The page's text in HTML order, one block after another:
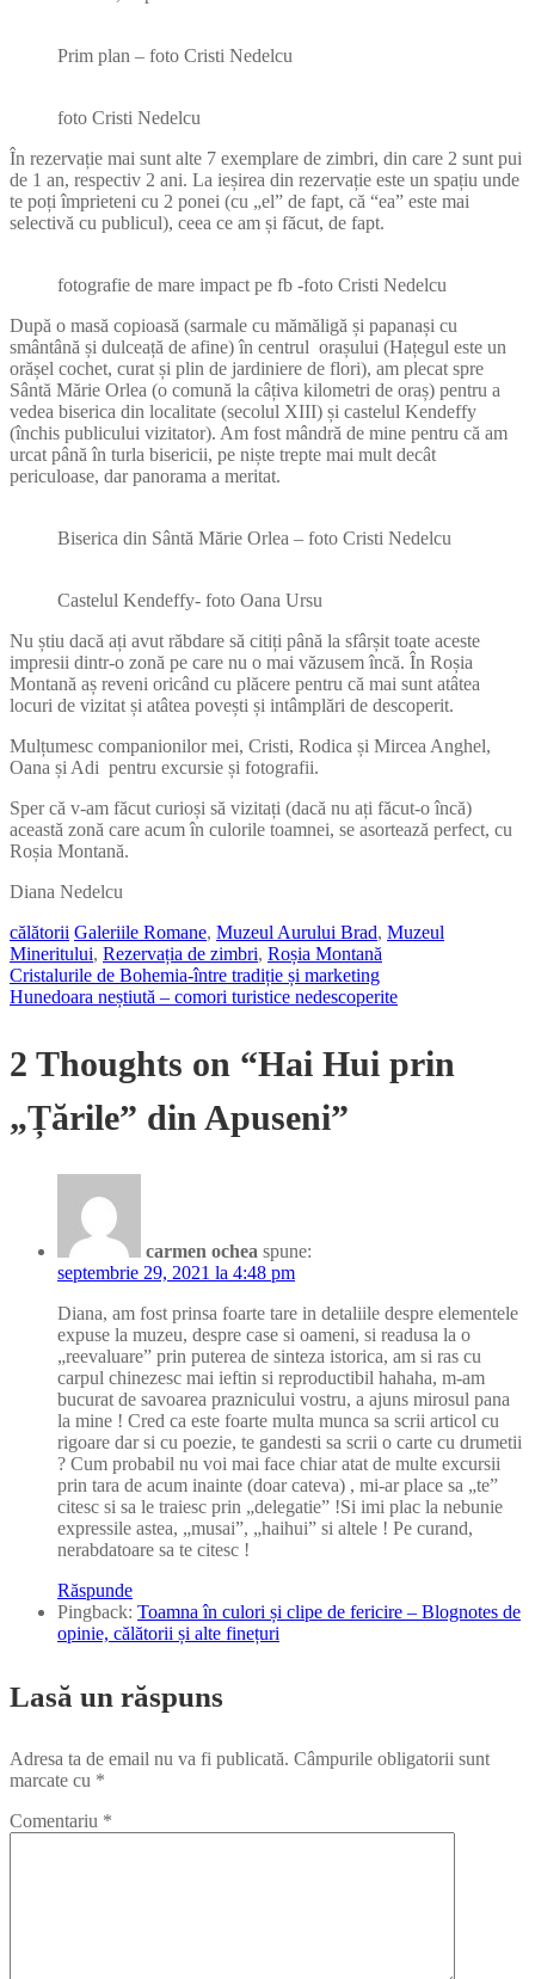
Prim plan – foto Cristi Nedelcu
foto Cristi Nedelcu
În rezervație mai sunt alte 7 exemplare de zimbri, din care 2 sunt pui
de 1 an, respectiv 2 ani. La ieșirea din rezervație este un spațiu unde
te poți împrieteni cu 2 ponei (cu „el” de fapt, că “ea” este mai
selectivă cu publicul), ceea ce am și făcut, de fapt.
fotografie de mare impact pe fb -foto Cristi Nedelcu
După o masă copioasă (sarmale cu mămăligă și papanași cu
smântână și dulceață de afine) în centrul orașului (Hațegul este un
orășel cochet, curat și plin de jardiniere de flori), am plecat spre
Sântă Mărie Orlea (o comună la câțiva kilometri de oraș) pentru a
vedea biserica din localitate (secolul XIII) și castelul Kendeffy
(închis publicului vizitator). Am fost mândră de mine pentru că am
urcat până în turla bisericii, pe niște trepte mai mult decât
periculoase, dar panorama a meritat.
Biserica din Sântă Mărie Orlea – foto Cristi Nedelcu
Castelul Kendeffy- foto Oana Ursu
Nu știu dacă ați avut răbdare să citiți până la sfârșit toate aceste
impresii dintr-o zonă pe care nu o mai văzusem încă. În Roșia
Montană aș reveni oricând cu plăcere pentru că mai sunt atâtea
locuri de vizitat și atâtea povești și intâmplări de descoperit.
Mulțumesc companionilor mei, Cristi, Rodica și Mircea Anghel,
Oana și Adi pentru excursie și fotografii.
Sper că v-am făcut curioși să vizitați (dacă nu ați făcut-o încă)
această zonă care acum în culorile toamnei, se asortează perfect, cu
Roșia Montană.
Diana Nedelcu
călătorii Galeriile Romane, Muzeul Aurului Brad, Muzeul
Mineritului, Rezervația de zimbri, Roșia Montană
Navigare
în
articole
Cristalurile de Bohemia-între tradiție și marketing
Hunedoara neștiută – comori turistice nedescoperite
2 Thoughts on “Hai Hui prin
„Țările” din Apuseni”
carmen ochea spune:
septembrie 29, 2021 la 4:48 pm
Diana, am fost prinsa foarte tare in detaliile despre elementele
expuse la muzeu, despre case si oameni, si readusa la o
„reevaluare” prin puterea de sinteza istorica, am si ras cu
carpul chinezesc mai ieftin si reproductibil hahaha, m-am
bucurat de savoarea praznicului vostru, a ajuns mirosul pana
la mine ! Cred ca este foarte multa munca sa scrii articol cu
rigoare dar si cu poezie, te gandesti sa scrii o carte cu drumetii
? Cum probabil nu voi mai face chiar atat de multe excursii
prin tara de acum inainte (doar cateva) , mi-ar place sa „te”
citesc si sa le traiesc prin „delegatie” !Si imi plac la nebunie
expressile astea, „musai”, „haihui” si altele ! Pe curand,
nerabdatoare sa te citesc !
Răspunde
Pingback: Toamna în culori și clipe de fericire – Blognotes de
opinie, călătorii și alte finețuri
Lasă un răspuns
Adresa ta de email nu va fi publicată. Câmpurile obligatorii sunt
marcate cu *
Comentariu *